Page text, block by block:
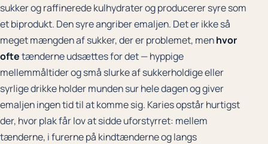
sukker og raffinerede kulhydrater og producerer syre som
et biprodukt. Den syre angriber emaljen. Det er ikke så
meget mængden af sukker, der er problemet, menhvor
oftetænderne udsættes for det — hyppige
mellemmåltider og små slurke af sukkerholdige eller
syrlige drikke holder munden sur hele dagen og giver
emaljen ingen tid til at komme sig. Karies opstår hurtigst
der, hvor plak får lov at sidde uforstyrret: mellem
tænderne, i furerne på kindtænderne og langs